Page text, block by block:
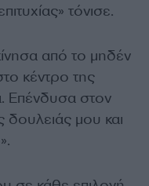
τόνισε.
από το μηδέν
κέντρο της
Επένδυσα στον
δουλειάς µου και